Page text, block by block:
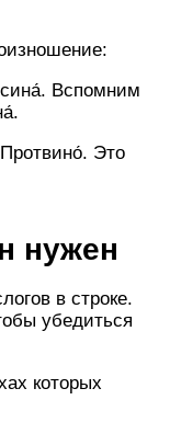
Вспомним
Это
нужен
в строке.
убедиться
которых